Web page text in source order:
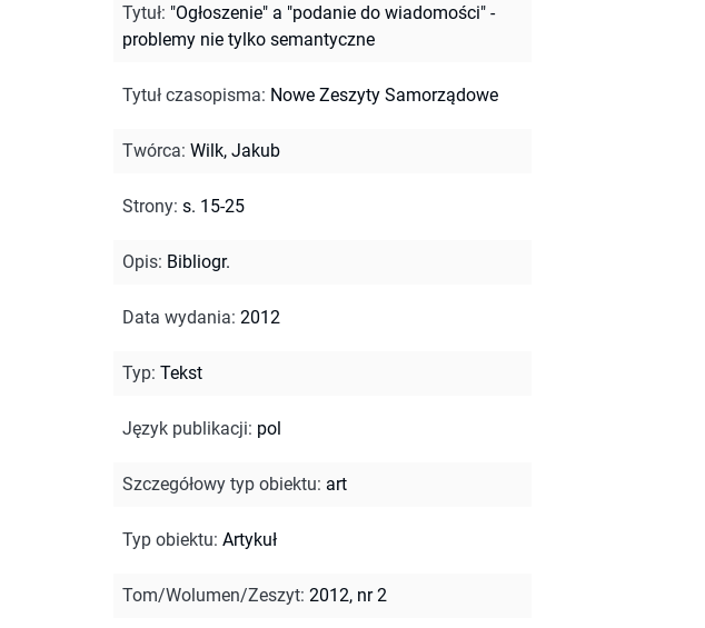
Tytuł: "Ogłoszenie" a "podanie do wiadomości" -
problemy nie tylko semantyczne
Tytuł czasopisma: Nowe Zeszyty Samorządowe
Twórca: Wilk, Jakub
Strony: s. 15-25
Opis: Bibliogr.
Data wydania: 2012
Typ: Tekst
Język publikacji: pol
Szczegółowy typ obiektu: art
Typ obiektu: Artykuł
Tom/Wolumen/Zeszyt: 2012, nr 2